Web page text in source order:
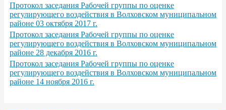
Протокол заседания Рабочей группы по оценке
регулирующего воздействия в Волховском муниципальном
районе 03 октября 2017 г.
Протокол заседания Рабочей группы по оценке
регулирующего воздействия в Волховском муниципальном
районе 28 декабря 2016 г.
Протокол заседания Рабочей группы по оценке
регулирующего воздействия в Волховском муниципальном
районе 14 ноября 2016 г.